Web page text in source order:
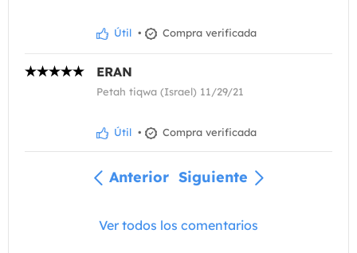
Útil • Compra verificada
ERAN
Petah tiqwa (Israel) 11/29/21
Útil • Compra verificada
Anterior Siguiente
Ver todos los comentarios